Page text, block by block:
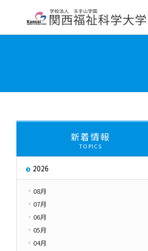
取り組み
その他
新着情報
TOPICS
2026
08月
07月
06月
05月
04月